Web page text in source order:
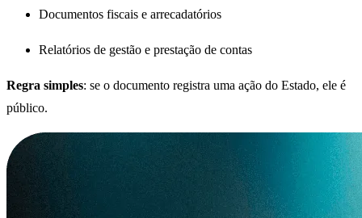
Documentos fiscais e arrecadatórios
Relatórios de gestão e prestação de contas
Regra simples: se o documento registra uma ação do Estado, ele é
público.